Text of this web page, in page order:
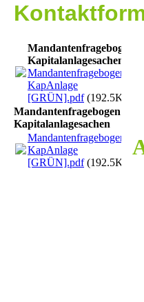
Mandantenfragebogen
Kapitalanlagesachen
Mandantenfragebogen
KapAnlage
[GRÜN].pdf(192.5KB)
Mandantenfragebogen
Kapitalanlagesachen
Mandantenfragebogen
KapAnlage
[GRÜN].pdf(192.5KB)